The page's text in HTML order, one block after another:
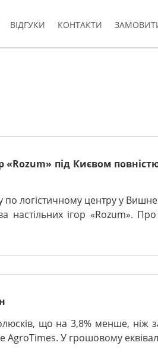
ВІДГУКИ КОНТАКТИ
«Rozum» під Києвом
по логістичному центру у
настільних ігор «Rozum».
що на 3,8% менше, ніж
У грошовому